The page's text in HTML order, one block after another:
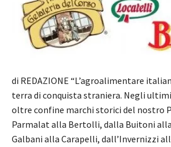
di REDAZIONE “L’agroalimentare
terra di conquista straniera. Negli
oltre confine marchi storici del nostro
Parmalat alla Bertolli, dalla Buitoni
Galbani alla Carapelli, dall’Invernizzi